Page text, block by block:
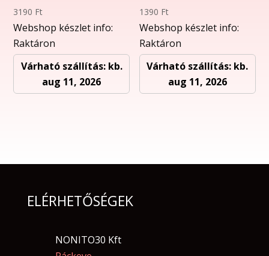
3190 Ft
Webshop készlet info:
Raktáron
Várható szállítás: kb.
aug 11, 2026
1390 Ft
Webshop készlet info:
Raktáron
Várható szállítás: kb.
aug 11, 2026
ELÉRHETŐSÉGEK
NONITO30 Kft